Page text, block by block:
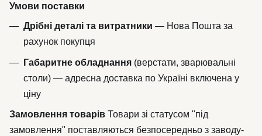
Умови поставки
Дрібні деталі та витратники — Нова Пошта за
рахунок покупця
Габаритне обладнання (верстати, зварювальні
столи) — адресна доставка по Україні включена у
ціну
Замовлення товарів Товари зі статусом "під
замовлення" поставляються безпосередньо з заводу-